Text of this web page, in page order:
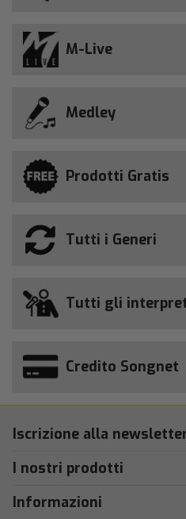
M-Live
Medley
Prodotti Gratis
Tutti i Generi
Tutti gli
Credito Songnet
Iscrizione alla
I nostri prodotti
Informazioni